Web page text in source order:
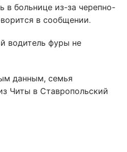
в больнице из-за черепно-
в сообщении.
водитель фуры не
данным, семья
Читы в Ставропольский